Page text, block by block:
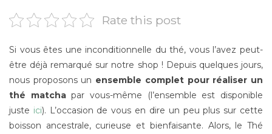
Rate this post
Si vous êtes une inconditionnelle du thé, vous l’avez peut-
être déjà remarqué sur notre shop ! Depuis quelques jours,
nous proposons un ensemble complet pour réaliser un
thé matchapar vous-même (l’ensemble est disponible
juste ici). L’occasion de vous en dire un peu plus sur cette
boisson ancestrale, curieuse et bienfaisante. Alors, le Thé